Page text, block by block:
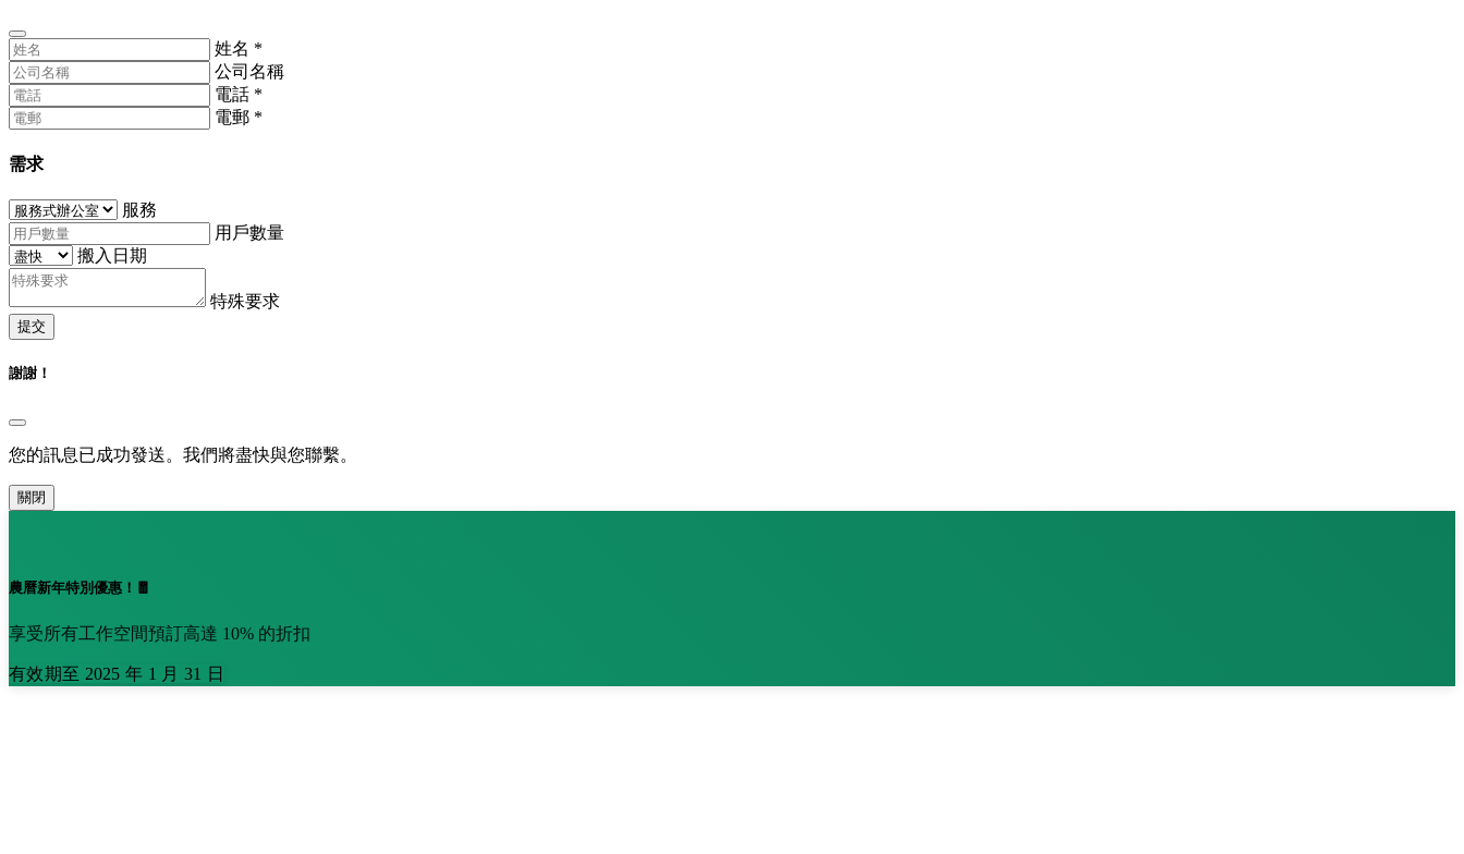
姓名 *
公司名稱
電話 *
電郵 *
需求
服務
用戶數量
搬入日期
特殊要求
提交
謝謝！
您的訊息已成功發送。我們將盡快與您聯繫。
關閉
農曆新年特別優惠！🧧
享受所有工作空間預訂高達 10% 的折扣
有效期至 2025 年 1 月 31 日